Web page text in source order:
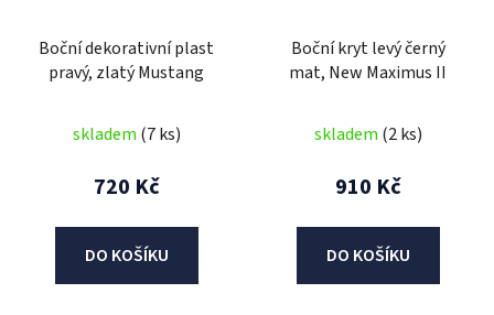
Boční dekorativní plast
pravý, zlatý Mustang
skladem (7 ks)
720 Kč
DO KOŠÍKU
Boční kryt levý černý
mat, New Maximus II
skladem (2 ks)
910 Kč
DO KOŠÍKU